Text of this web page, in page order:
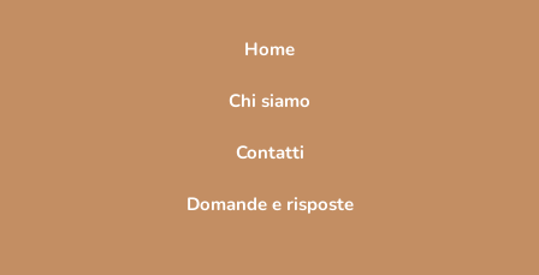
Home
Chi siamo
Contatti
Domande e risposte